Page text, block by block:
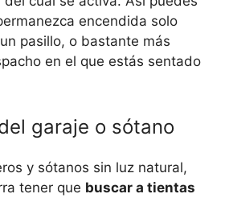
encendida solo
pasillo, o bastante más
en el que estás sentado
garaje o sótano
y sótanos sin luz natural,
tener que buscar a tientas